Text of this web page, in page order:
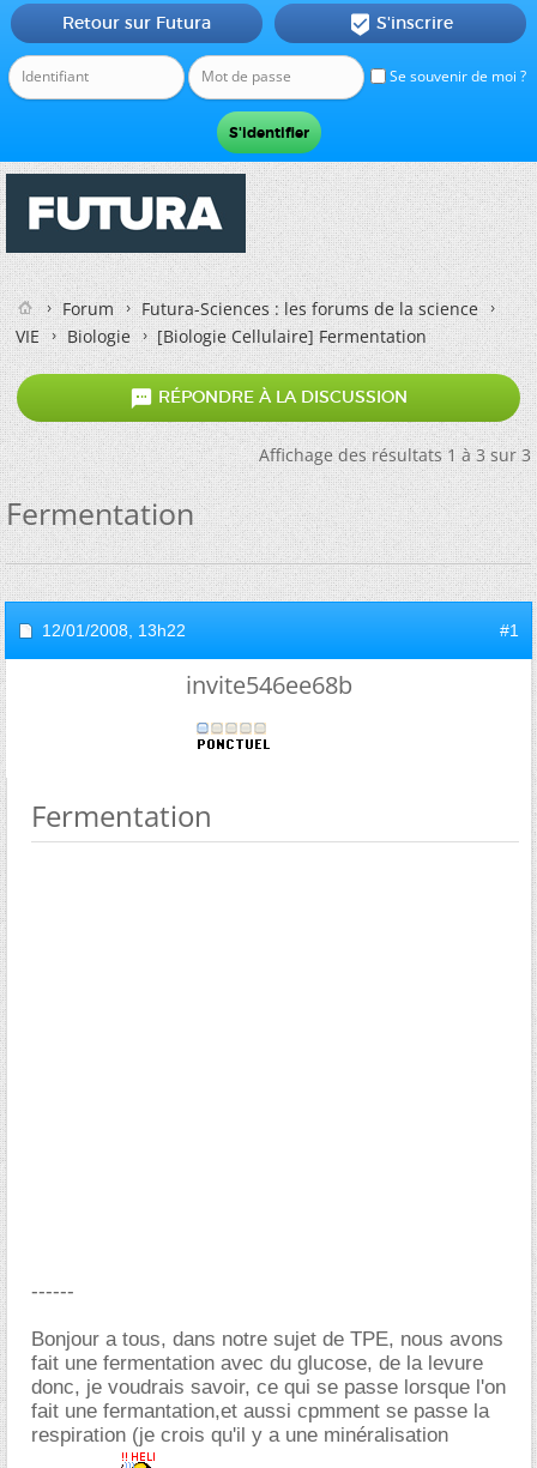
Se souvenir de moi ?
Retour sur Futura  S'inscrire
Forum
Futura-Sciences : les forums de la science
VIE
Biologie [Biologie Cellulaire]Fermentation
 RÉPONDRE À LA DISCUSSION
Affichage des résultats 1 à 3 sur 3
Fermentation
12/01/2008, 13h22 #1
invite546ee68b
Fermentation
------
Bonjour a tous, dans notre sujet de TPE, nous avons
fait une fermentation avec du glucose, de la levure
donc, je voudrais savoir, ce qui se passe lorsque l'on
fait une fermantation,et aussi cpmment se passe la
respiration (je crois qu'il y a une minéralisation